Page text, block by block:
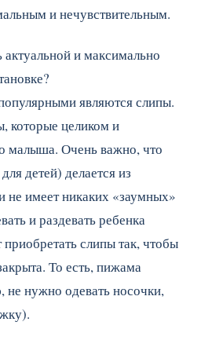
и нечувствительным.
и максимально
являются слипы.
которые целиком и
малыша. Очень важно, что
детей) делается из
не имеет никаких «заумных»
и раздевать ребенка
приобретать слипы так, чтобы
То есть, пижама
не нужно одевать носочки,